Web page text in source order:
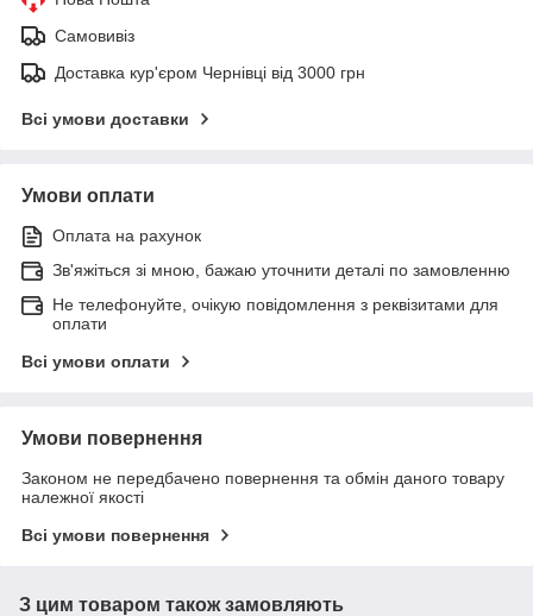
Самовивіз
Доставка кур'єром Чернівці від 3000 грн
Всі умови доставки
Умови оплати
Оплата на рахунок
Зв'яжіться зі мною, бажаю уточнити деталі по замовленню
Не телефонуйте, очікую повідомлення з реквізитами для
оплати
Всі умови оплати
Умови повернення
Законом не передбачено повернення та обмін даного товару
належної якості
Всі умови повернення
З цим товаром також замовляють